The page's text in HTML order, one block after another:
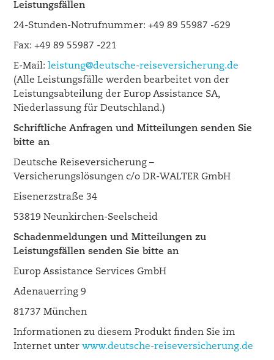
Leistungsfällen
24-Stunden-Notrufnummer: +49 89 55987 -629
Fax: +49 89 55987 -221
E-Mail:leistung@deutsche-reiseversicherung.de
(Alle Leistungsfälle werden bearbeitet von der
Leistungsabteilung der Europ Assistance SA,
Niederlassung für Deutschland.)
Schriftliche Anfragen und Mitteilungen senden Sie
bitte an
Deutsche Reiseversicherung –
Versicherungslösungen c/o DR-WALTER GmbH
Eisenerzstraße 34
53819 Neunkirchen-Seelscheid
Schadenmeldungen und Mitteilungen zu
Leistungsfällen senden Sie bitte an
Europ Assistance Services GmbH
Adenauerring 9
81737 München
Informationen zu diesem Produkt finden Sie im
Internet unterwww.deutsche-reiseversicherung.de